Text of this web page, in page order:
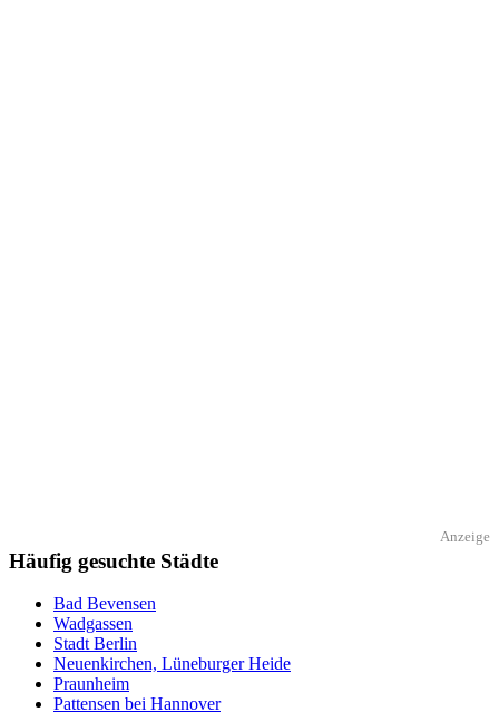
Anzeige
Häufig gesuchte Städte
Bad Bevensen
Wadgassen
Stadt Berlin
Neuenkirchen, Lüneburger Heide
Praunheim
Pattensen bei Hannover